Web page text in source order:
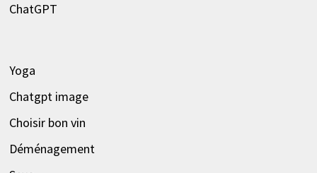
ChatGPT
Yoga
Chatgpt image
Choisir bon vin
Déménagement